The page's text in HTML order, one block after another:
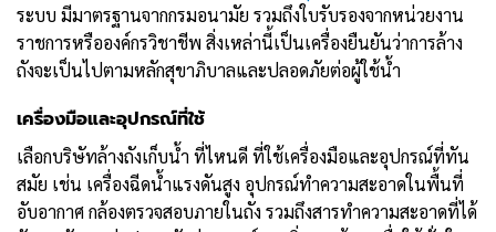
ระบบ มีมาตรฐานจากกรมอนามัย รวมถึงใบรับรองจากหน่วยงาน
ราชการหรือองค์กรวิชาชีพ สิ่งเหล่านี้เป็นเครื่องยืนยันว่าการล้าง
ถังจะเป็นไปตามหลักสุขาภิบาลและปลอดภัยต่อผู้ใช้น้ำ
เครื่องมือและอุปกรณ์ที่ใช้
เลือกบริษัทล้างถังเก็บน้ำ ที่ไหนดี ที่ใช้เครื่องมือและอุปกรณ์ที่ทัน
สมัย เช่น เครื่องฉีดน้ำแรงดันสูง อุปกรณ์ทำความสะอาดในพื้นที่
อับอากาศ กล้องตรวจสอบภายในถัง รวมถึงสารทำความสะอาดที่ได้